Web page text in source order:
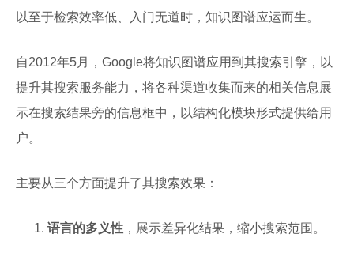
以至于检索效率低、入门无道时，知识图谱应运而生。
自2012年5月，Google将知识图谱应用到其搜索引擎，以
提升其搜索服务能力，将各种渠道收集而来的相关信息展
示在搜索结果旁的信息框中，以结构化模块形式提供给用
户。
主要从三个方面提升了其搜索效果：
语言的多义性 ，展示差异化结果，缩小搜索范围。